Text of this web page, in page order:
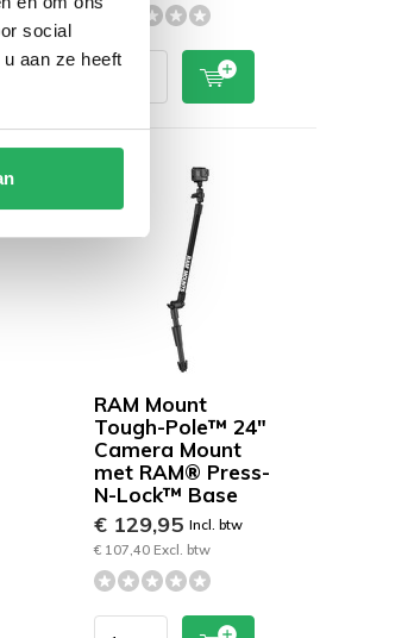
social
aan ze heeft
RAM Mount
Tough-Pole™ 24"
Camera Mount
met RAM® Press-
N-Lock™ Base
€ 129,95 Incl. btw
€ 107,40 Excl. btw